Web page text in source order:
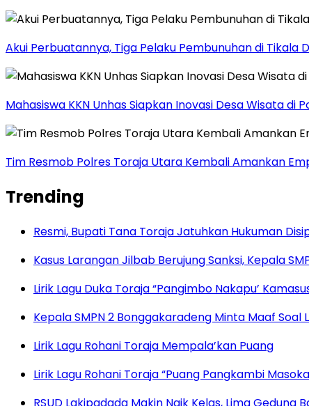
Akui Perbuatannya, Tiga Pelaku Pembunuhan di Tikala
Mahasiswa KKN Unhas Siapkan Inovasi Desa Wisata di
Tim Resmob Polres Toraja Utara Kembali Amankan
Trending
Resmi, Bupati Tana Toraja Jatuhkan Hukuman
Kasus Larangan Jilbab Berujung Sanksi, Kepala
Lirik Lagu Duka Toraja “Pangimbo Nakapu’
Kepala SMPN 2 Bonggakaradeng Minta Maaf
Lirik Lagu Rohani Toraja Mempala’kan Puang
Lirik Lagu Rohani Toraja “Puang Pangkambi